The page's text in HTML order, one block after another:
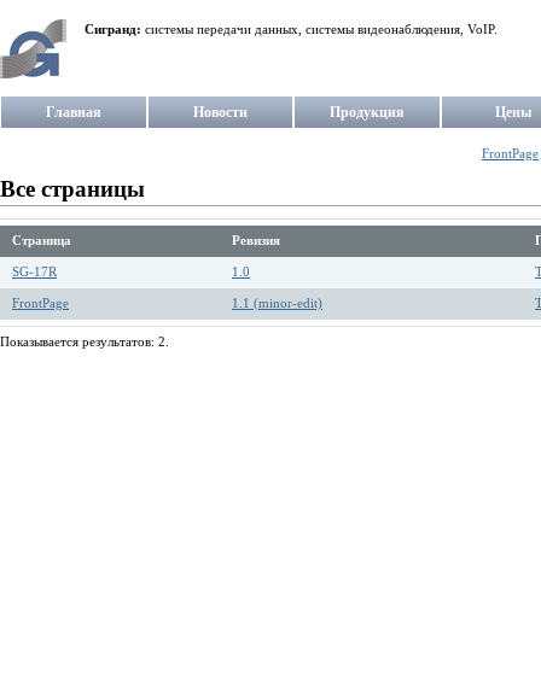
Сигранд: системы передачи данных, системы видеонаблюдения, VoIP.
Главная Новости Продукция Цены
FrontPage
Все страницы
Страница Ревизия
SG-17R 1.0
FrontPage 1.1 (minor-edit)
Показывается результатов: 2.